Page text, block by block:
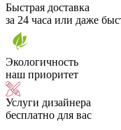
Быстрая доставка
за 24 часа или даже
Экологичность
наш приоритет
Услуги дизайнера
бесплатно для вас